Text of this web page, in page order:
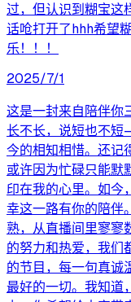
过，但认识到糊宝这
话呛打开了hhh希望
乐！！！
2025/7/1
这是一封来自陪伴你
长不长，说短也不
今的相知相惜。还记
或许因为忙碌只能默
印在我的心里。如今
幸这一路有你的陪伴
熟，从直播间里寥寥
的努力和热爱，我们
的节目，每一句真诚
最好的一切。我知道